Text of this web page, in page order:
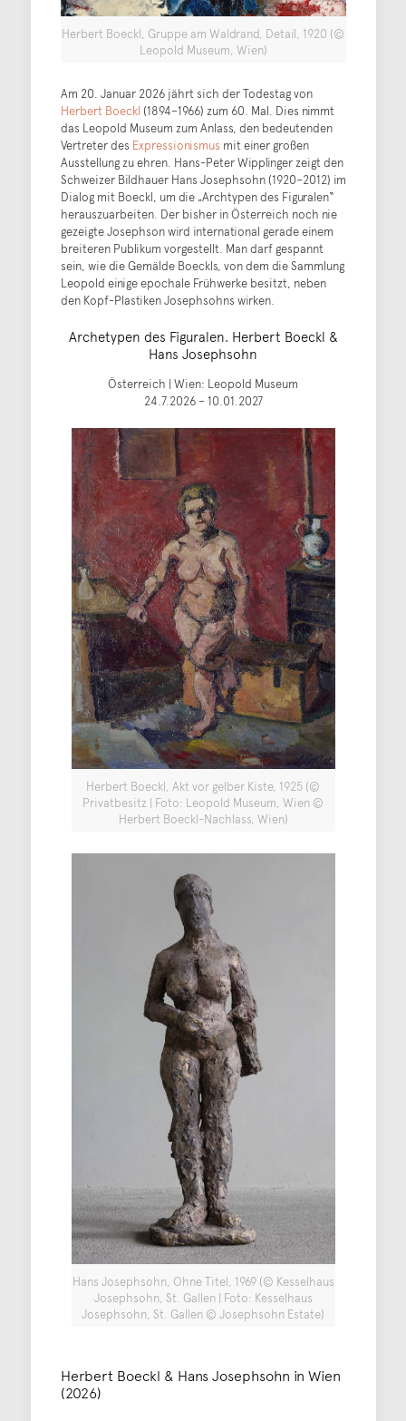
Herbert Boeckl, Gruppe am Waldrand, Detail, 1920 (©
Leopold Museum, Wien)
Am 20. Januar 2026 jährt sich der Todestag von
Herbert Boeckl (1894–1966) zum 60. Mal. Dies nimmt
das Leopold Museum zum Anlass, den bedeutenden
Vertreter des Expressionismus mit einer großen
Ausstellung zu ehren. Hans-Peter Wipplinger zeigt den
Schweizer Bildhauer Hans Josephsohn (1920–2012) im
Dialog mit Boeckl, um die „Archtypen des Figuralen“
herauszuarbeiten. Der bisher in Österreich noch nie
gezeigte Josephson wird international gerade einem
breiteren Publikum vorgestellt. Man darf gespannt
sein, wie die Gemälde Boeckls, von dem die Sammlung
Leopold einige epochale Frühwerke besitzt, neben
den Kopf-Plastiken Josephsohns wirken.
Archetypen des Figuralen. Herbert Boeckl &
Hans Josephsohn
Österreich | Wien: Leopold Museum
24.7.2026 – 10.01.2027
Herbert Boeckl, Akt vor gelber Kiste, 1925 (©
Privatbesitz | Foto: Leopold Museum, Wien ©
Herbert Boeckl-Nachlass, Wien)
Hans Josephsohn, Ohne Titel, 1969 (© Kesselhaus
Josephsohn, St. Gallen | Foto: Kesselhaus
Josephsohn, St. Gallen © Josephsohn Estate)
Herbert Boeckl & Hans Josephsohn in Wien
(2026)